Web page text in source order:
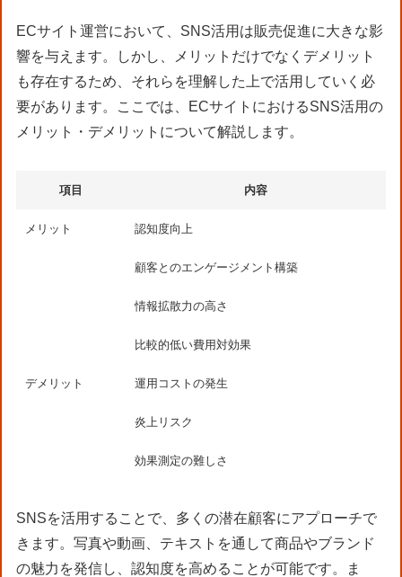
ECサイト運営において、SNS活用は販売促進に大きな影
響を与えます。しかし、メリットだけでなくデメリット
も存在するため、それらを理解した上で活用していく必
要があります。ここでは、ECサイトにおけるSNS活用の
メリット・デメリットについて解説します。
項目 内容
メリット 認知度向上
顧客とのエンゲージメント構築
情報拡散力の高さ
比較的低い費用対効果
デメリット 運用コストの発生
炎上リスク
効果測定の難しさ
SNSを活用することで、多くの潜在顧客にアプローチで
きます。写真や動画、テキストを通して商品やブランド
の魅力を発信し、認知度を高めることが可能です。ま